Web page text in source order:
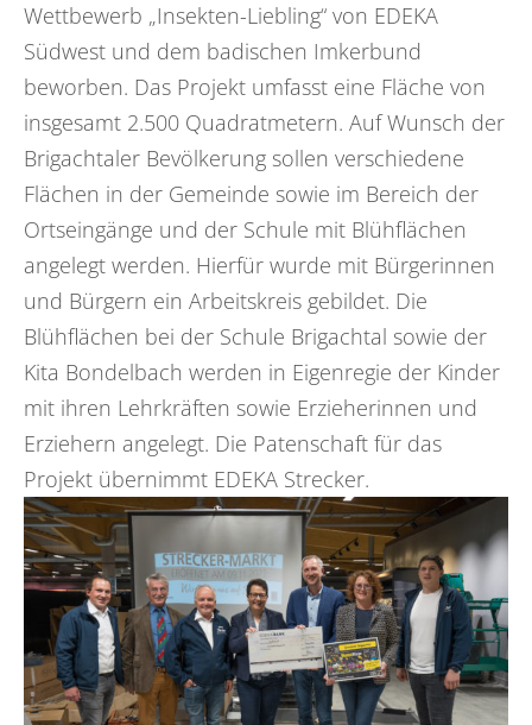
Wettbewerb „Insekten-Liebling“ von EDEKA
Südwest und dem badischen Imkerbund
beworben. Das Projekt umfasst eine Fläche von
insgesamt 2.500 Quadratmetern. Auf Wunsch der
Brigachtaler Bevölkerung sollen verschiedene
Flächen in der Gemeinde sowie im Bereich der
Ortseingänge und der Schule mit Blühflächen
angelegt werden. Hierfür wurde mit Bürgerinnen
und Bürgern ein Arbeitskreis gebildet. Die
Blühflächen bei der Schule Brigachtal sowie der
Kita Bondelbach werden in Eigenregie der Kinder
mit ihren Lehrkräften sowie Erzieherinnen und
Erziehern angelegt. Die Patenschaft für das
Projekt übernimmt EDEKA Strecker.